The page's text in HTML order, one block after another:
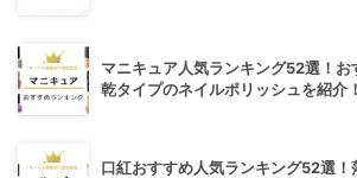
マニキュア人気ランキング52選！
乾タイプのネイルポリッシュを紹介！
口紅おすすめ人気ランキング52選